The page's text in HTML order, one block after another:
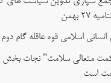
بهمن
انسانی اسلامی قوه عاقله گام
متعالی سلامت" نجات بخش
است